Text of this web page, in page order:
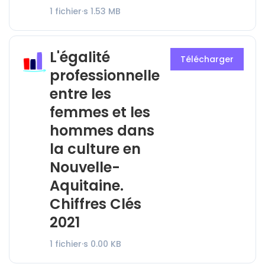
1 fichier·s 1.53 MB
L'égalité
professionnelle
entre les
femmes et les
hommes dans
la culture en
Nouvelle-
Aquitaine.
Chiffres Clés
2021
1 fichier·s 0.00 KB
Télécharger